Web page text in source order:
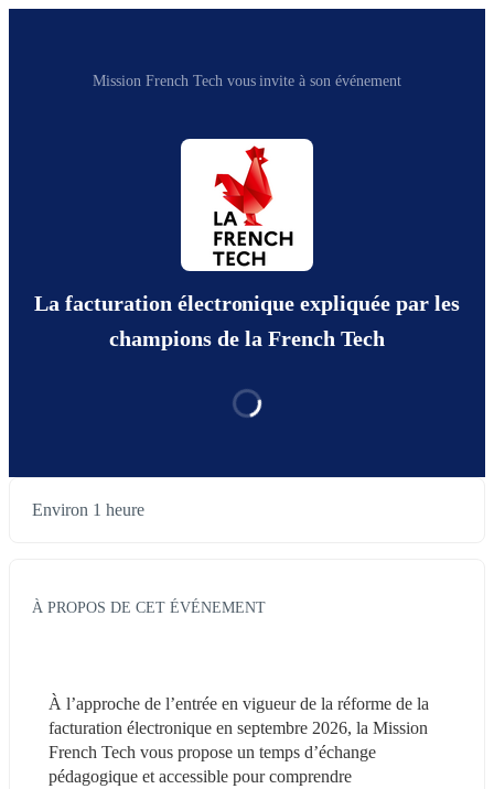
Mission French Tech vous invite à son événement
La facturation électronique expliquée par les
champions de la French Tech
Environ 1 heure
À PROPOS DE CET ÉVÉNEMENT
À l’approche de l’entrée en vigueur de la réforme de la
facturation électronique en septembre 2026, la Mission
French Tech vous propose un temps d’échange
pédagogique et accessible pour comprendre